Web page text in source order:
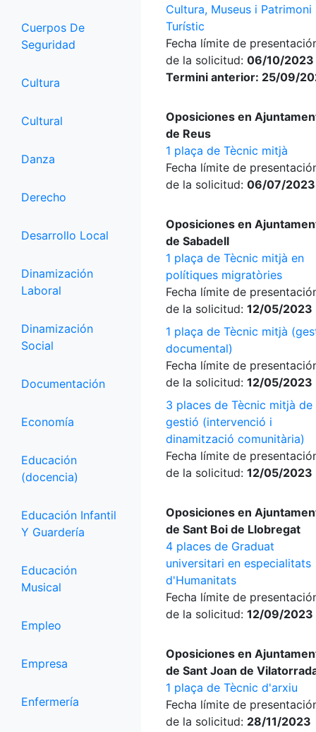
Cuerpos De
Seguridad
Cultura
Cultural
Danza
Derecho
Desarrollo Local
Dinamización
Laboral
Dinamización
Social
Documentación
Economía
Educación
(docencia)
Educación Infantil
Y Guardería
Educación
Musical
Empleo
Empresa
Enfermería
Cultura, Museus i Patrimoni
Turístic
Fecha límite de
de la solicitud: 06/10/
Termini anterior: 25/09/
Oposiciones en
de Reus
1 plaça de Tècnic mitjà
Fecha límite de
de la solicitud: 06/07/2023
Oposiciones en
de Sabadell
1 plaça de Tècnic mitjà en
polítiques migratòries
Fecha límite de
de la solicitud: 12/05/2023
1 plaça de Tècnic mitjà
documental)
Fecha límite de
de la solicitud: 12/05/2023
3 places de Tècnic mitjà de
gestió (intervenció i
dinamització comunitària)
Fecha límite de
de la solicitud: 12/05/2023
Oposiciones en
de Sant Boi de Llobregat
4 places de Graduat
universitari en especialitats
d'Humanitats
Fecha límite de
de la solicitud: 12/09/2023
Oposiciones en
de Sant Joan de
1 plaça de Tècnic d'arxiu
Fecha límite de
de la solicitud: 28/11/2023